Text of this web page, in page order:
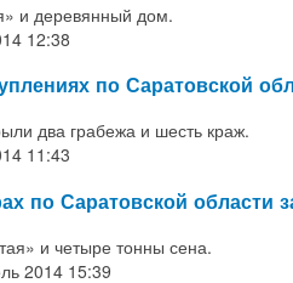
и деревянный дом.
12:38
по Саратовской
два грабежа и шесть краж.
11:43
по Саратовской области
и четыре тонны сена.
2014 15:39